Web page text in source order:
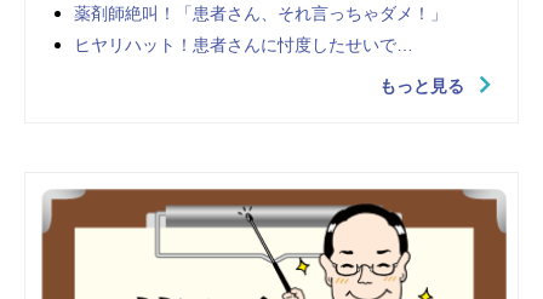
薬剤師絶叫！「患者さん、それ言っちゃダメ！」
ヒヤリハット！患者さんに忖度したせいで…
もっと見る